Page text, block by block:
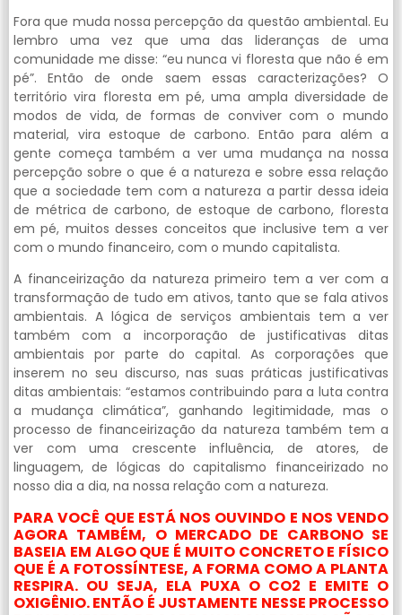
Fora que muda nossa percepção da questão ambiental. Eu
lembro uma vez que uma das lideranças de uma
comunidade me disse: “eu nunca vi floresta que não é em
pé”. Então de onde saem essas caracterizações? O
território vira floresta em pé, uma ampla diversidade de
modos de vida, de formas de conviver com o mundo
material, vira estoque de carbono. Então para além a
gente começa também a ver uma mudança na nossa
percepção sobre o que é a natureza e sobre essa relação
que a sociedade tem com a natureza a partir dessa ideia
de métrica de carbono, de estoque de carbono, floresta
em pé, muitos desses conceitos que inclusive tem a ver
com o mundo financeiro, com o mundo capitalista.
A financeirização da natureza primeiro tem a ver com a
transformação de tudo em ativos, tanto que se fala ativos
ambientais. A lógica de serviços ambientais tem a ver
também com a incorporação de justificativas ditas
ambientais por parte do capital. As corporações que
inserem no seu discurso, nas suas práticas justificativas
ditas ambientais: “estamos contribuindo para a luta contra
a mudança climática”, ganhando legitimidade, mas o
processo de financeirização da natureza também tem a
ver com uma crescente influência, de atores, de
linguagem, de lógicas do capitalismo financeirizado no
nosso dia a dia, na nossa relação com a natureza.
PARA VOCÊ QUE ESTÁ NOS OUVINDO E NOS VENDO
AGORA TAMBÉM, O MERCADO DE CARBONO SE
BASEIA EM ALGO QUE É MUITO CONCRETO E FÍSICO
QUE É A FOTOSSÍNTESE, A FORMA COMO A PLANTA
RESPIRA. OU SEJA, ELA PUXA O CO2 E EMITE O
OXIGÊNIO. ENTÃO É JUSTAMENTE NESSE PROCESSO